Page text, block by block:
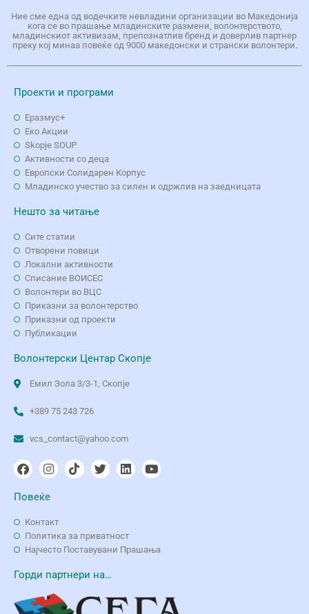
Ние сме една од водечките невладини организации во Македонија
кога се во прашање младинските размени, волонтерството,
младинскиот активизам, препознатлив бренд и доверлив партнер
преку кој минаа повеќе од 9000 македонски и странски волонтери.
Проекти и програми
Еразмус+
Еко Aкции
Skopje SOUP
Активности со деца
Европски Солидарен Корпус
Младинско учество за силен и одржлив на заедницата
Нешто за читање
Сите статии
Отворени повици
Локални активности
Списание ВОИСЕС
Волонтери во ВЦС
Приказни за волонтерство
Приказни од проекти
Публикации
Волонтерски Центар Скопје
Емил Зола 3/3-1, Скопје
+389 75 243 726
vcs_contact@yahoo.com
Повеќе
Контакт
Политика за приватност
Најчесто Поставувани Прашања
Горди партнери на…